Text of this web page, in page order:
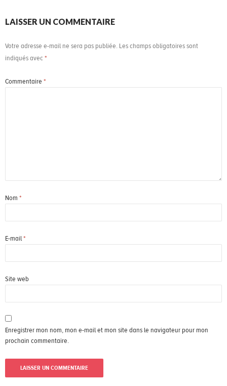
LAISSER UN COMMENTAIRE
Votre adresse e-mail ne sera pas publiée. Les champs obligatoires sont
indiqués avec *
Commentaire *
Nom *
E-mail*
Site web
Enregistrer mon nom, mon e-mail et mon site dans le navigateur pour mon
prochain commentaire.